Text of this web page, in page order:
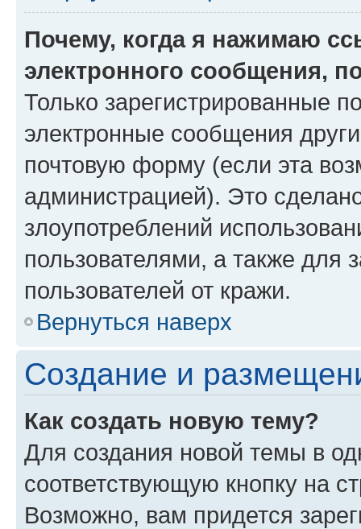
Почему, когда я нажимаю
электронного сообщения,
Только зарегистрированные
электронные сообщения
почтовую форму (если эта
администрацией). Это
злоупотреблений
пользователями, а также для
пользователей от кражи.
Вернуться наверх
Создание и
Как создать новую тему?
Для создания новой темы в
соответствующую кнопку на
Возможно, вам придется